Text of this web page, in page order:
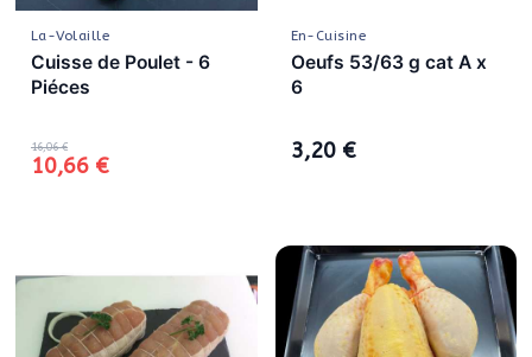
La-Volaille
Cuisse de Poulet - 6
Piéces
16,06 €
10,66 €
En-Cuisine
Oeufs 53/63 g cat A x
6
3,20 €